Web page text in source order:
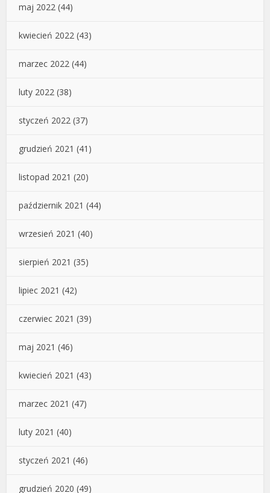
maj 2022 (44)
kwiecień 2022 (43)
marzec 2022 (44)
luty 2022 (38)
styczeń 2022 (37)
grudzień 2021 (41)
listopad 2021 (20)
październik 2021 (44)
wrzesień 2021 (40)
sierpień 2021 (35)
lipiec 2021 (42)
czerwiec 2021 (39)
maj 2021 (46)
kwiecień 2021 (43)
marzec 2021 (47)
luty 2021 (40)
styczeń 2021 (46)
grudzień 2020 (49)